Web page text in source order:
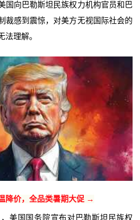
国向巴勒斯坦民族权力机构官员和巴
裁感到震惊，对美方无视国际社会的
法理解。
降价，全品类暑期大促 →
美国国务院宣布对巴勒斯坦民族权